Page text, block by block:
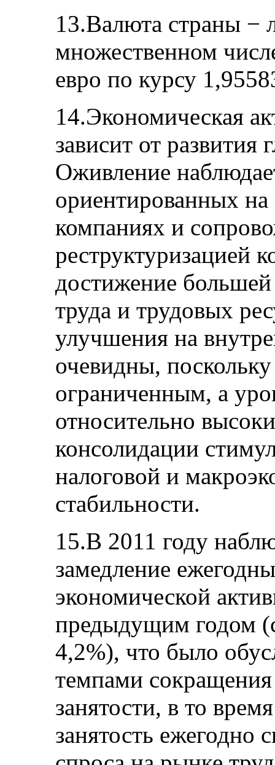
13.Валюта страны −
множественном
евро по курсу
14.Экономическая
зависит от развития
Оживление
ориентированных
компаниях и
реструктуризацией
достижение
труда и трудовых
улучшения на
очевидны, поскольку
ограниченным, а
относительно
консолидации
налоговой и
стабильности.
15.В 2011 году
замедление
экономической
предыдущим годом
4,2%), что было
темпами
занятости, в то
занятость